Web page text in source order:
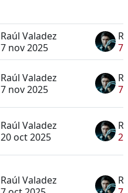
Raúl Valadez
7 nov 2025
7
Raúl Valadez
7 nov 2025
7
Raúl Valadez
20 oct 2025
Raúl Valadez